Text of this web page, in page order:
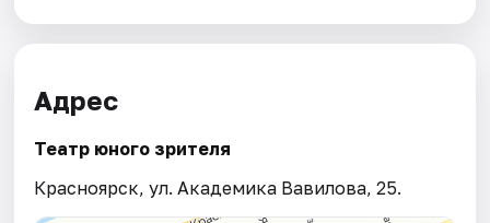
Адрес
Театр юного зрителя
Красноярск, ул. Академика Вавилова, 25.